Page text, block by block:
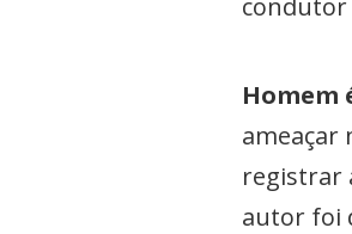
condutor
Homem
ameaçar
registrar
autor foi